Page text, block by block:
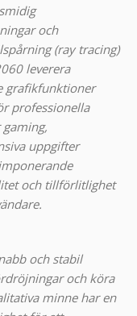
och
(ray tracing)
leverera
grafikfunktioner
professionella
uppgifter
och tillförlitlighet
och stabil
och köra
minne har en